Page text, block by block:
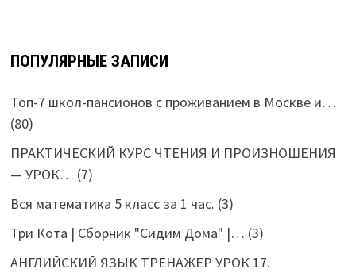
ПОПУЛЯРНЫЕ ЗАПИСИ
Топ-7 школ-пансионов с проживанием в Москве и…
(80)
ПРАКТИЧЕСКИЙ КУРС ЧТЕНИЯ И ПРОИЗНОШЕНИЯ
— УРОК… (7)
Вся математика 5 класс за 1 час. (3)
Три Кота | Сборник "Сидим Дома" |… (3)
АНГЛИЙСКИЙ ЯЗЫК ТРЕНАЖЕР УРОК 17.